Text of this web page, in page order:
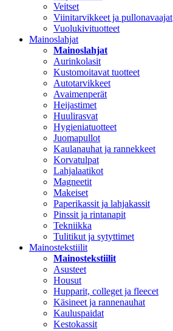
Veitset
Viinitarvikkeet ja pullonavaajat
Vuolukivituotteet
Mainoslahjat
Mainoslahjat
Aurinkolasit
Kustomoitavat tuotteet
Autotarvikkeet
Avaimenperät
Heijastimet
Huulirasvat
Hygieniatuotteet
Juomapullot
Kaulanauhat ja rannekkeet
Korvatulpat
Lahjalaatikot
Magneetit
Makeiset
Paperikassit ja lahjakassit
Pinssit ja rintanapit
Tekniikka
Tulitikut ja sytyttimet
Mainostekstiilit
Mainostekstiilit
Asusteet
Housut
Hupparit, colleget ja fleecet
Käsineet ja rannenauhat
Kauluspaidat
Kestokassit